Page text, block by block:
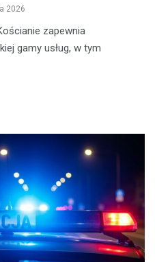
2026
zapewnia
gamy usług, w tym